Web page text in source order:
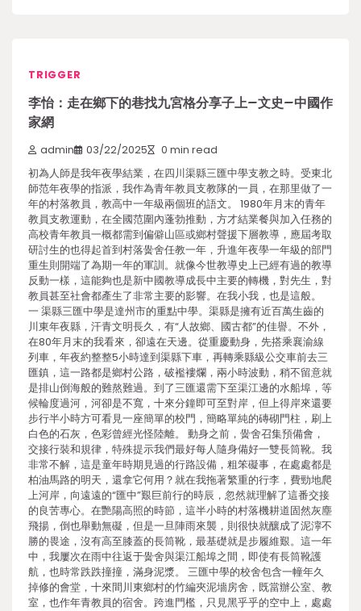
TRIGGER
李怡：走在鄉下的巷找九宮格分享子上–文史–中國作
家網
admin 03/22/2025 0 min read
初為人師是我年夜學結業，在四川渠縣三匯中學支教之時。受東北
師范年夜學的指派，我作為青年教員支教隊的一員，在那里做了一
年的村落教員，教高中一年級兩個班的語文。 1980年月末的青年
教員支教運動，在全國范圍內蓬勃推動，方才結業餐與加入任務的
高校青年教員一概都需到偏僻山區或鄉村聲援下層教導，應屆考取
研討生的也得起首到村落黌舍任教一年，升進年夜學一年級的部門
重生則開端了為期一年的軍訓。就像今世教導史上已經有過的教導
反動一樣，這能夠也是新中國教導成長中主要的轉機，對先生，對
教員甚至社會都產生了非常主要的影響。在我小我，也是這般。
一 渠縣三匯中學是達州市的重點中學。渠縣是擁有近百萬生齒的
川東年夜縣，汗青文明長久，有“人故鄉、國古都”的佳譽。不外，
在80年月末的我看來，卻遠在天邊。從重慶動身，先搭乘襄渝線
列車，年夜約整整5小時達到渠縣下車，再轉乘縣級公交車前去三
匯鎮，這一路都是鄉村公路，破襤褸爛，兩小時波動，稍不留意就
是排山倒海般的難熬難過。到了三匯還需下至渠江邊的水船埠，等
候輪度過河，河卻是不寬，十來分鐘即可至對岸，但上得岸來還要
步行半小時方可看見一座簡單的校門，簡略單純的磚砌門柱，刷上
白色的石灰，色彩曾經光怪陸離。 動身之前，黌舍召集預備會，
交接行裝和規律，特殊提示我們最好每人隨身備好一雙長筒靴。我
非常不解，這是童年時期見過的行路設備，粗笨礙事，在處處都是
柏油馬路的明天，還拿它何用？就在我拖著繁重的行李，費勁地爬
上河岸，向遠遠的“匯中”艱巨前行的時辰，忽然就理解了這番交接
的良苦專心。在艷陽高照的時節，這半小時的村落機耕道固然灰塵
飛揚，倒也舉動無礙，但是一旦陣雨來襲，則很快就釀成了泥濘不
勝的畏途，沒有高至膝蓋的長筒靴，最基礎就是步履維艱。這一年
中，我屢次在雨中往返于黌舍與渠江船埠之間，即使有長筒靴護
航，也時常跌跌撞撞，滿身泥漿。 三匯中學的校舍包含一幢年久
掉修的會堂，十來間川東鄉村的竹編夾泥墻房舍，既當辦公室、教
室，也作年青教員的宿舍。跨進門檻，只見黑乎乎的空中上，處處